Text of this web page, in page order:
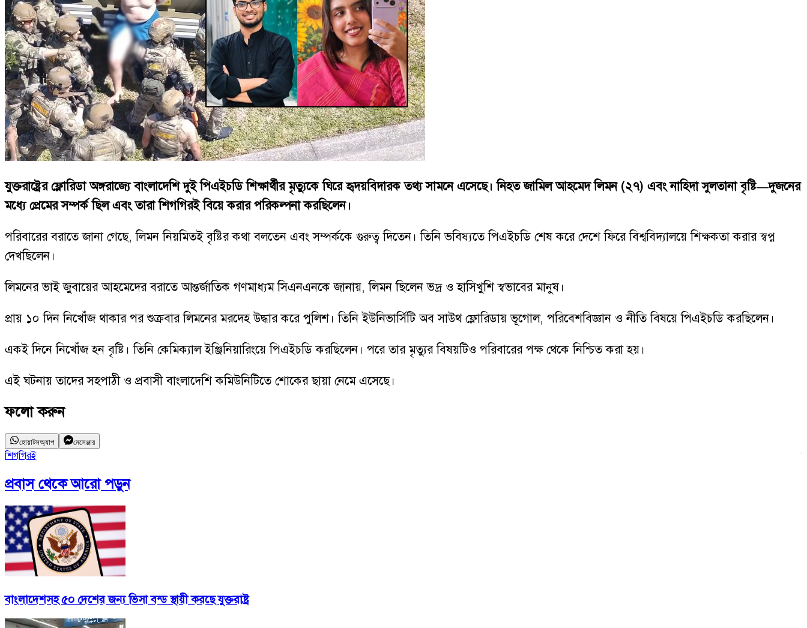
যুক্তরাষ্ট্রের ফ্লোরিডা অঙ্গরাজ্যে বাংলাদেশি দুই পিএইচডি শিক্ষার্থীর মৃত্যুকে ঘিরে হৃদয়বিদারক তথ্য সামনে এসেছে। নিহত জামিল আহমেদ লিমন (২৭) এবং নাহিদা সুলতানা বৃষ্টি—দুজনের
মধ্যে প্রেমের সম্পর্ক ছিল এবং তারা শিগগিরই বিয়ে করার পরিকল্পনা করছিলেন।
পরিবারের বরাতে জানা গেছে, লিমন নিয়মিতই বৃষ্টির কথা বলতেন এবং সম্পর্ককে গুরুত্ব দিতেন। তিনি ভবিষ্যতে পিএইচডি শেষ করে দেশে ফিরে বিশ্ববিদ্যালয়ে শিক্ষকতা করার স্বপ্ন
দেখছিলেন।
লিমনের ভাই জুবায়ের আহমেদের বরাতে আন্তর্জাতিক গণমাধ্যম সিএনএনকে জানায়, লিমন ছিলেন ভদ্র ও হাসিখুশি স্বভাবের মানুষ।
প্রায় ১০ দিন নিখোঁজ থাকার পর শুক্রবার লিমনের মরদেহ উদ্ধার করে পুলিশ। তিনি ইউনিভার্সিটি অব সাউথ ফ্লোরিডায় ভূগোল, পরিবেশবিজ্ঞান ও নীতি বিষয়ে পিএইচডি করছিলেন।
একই দিনে নিখোঁজ হন বৃষ্টি। তিনি কেমিক্যাল ইঞ্জিনিয়ারিংয়ে পিএইচডি করছিলেন। পরে তার মৃত্যুর বিষয়টিও পরিবারের পক্ষ থেকে নিশ্চিত করা হয়।
এই ঘটনায় তাদের সহপাঠী ও প্রবাসী বাংলাদেশি কমিউনিটিতে শোকের ছায়া নেমে এসেছে।
ফলো করুন
হোয়াটসঅ্যাপ মেসেঞ্জার
শিগগিরই
প্রবাসথেকে আরো পড়ুন
বাংলাদেশসহ ৫০ দেশের জন্য ভিসা বন্ড স্থায়ী করছে যুক্তরাষ্ট্র